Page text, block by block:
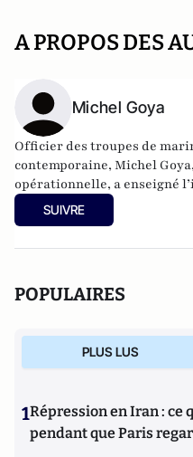
A PROPOS DES
Michel Goya
Officier des troupes de
contemporaine, Michel
opérationnelle, a enseigné
Po et à l’École pratique des
les cercles militaires et
avec Jean Lopez « L’ours et
SUIVRE
POPULAIRES
PLUS LUS
1Répression en Iran : ce
pendant que Paris